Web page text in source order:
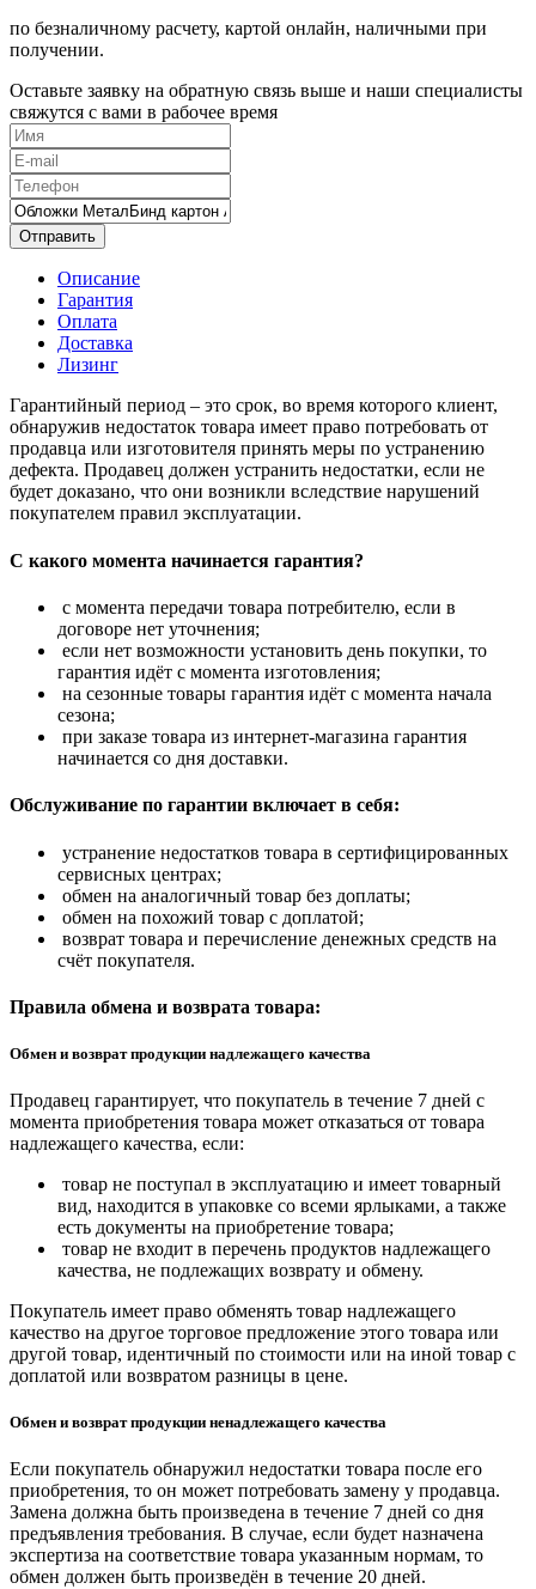
по безналичному расчету, картой онлайн, наличными при
получении.
Оставьте заявку на обратную связь выше и наши специалисты
свяжутся с вами в рабочее время
Отправить
Описание
Гарантия
Оплата
Доставка
Лизинг
Гарантийный период – это срок, во время которого клиент,
обнаружив недостаток товара имеет право потребовать от
продавца или изготовителя принять меры по устранению
дефекта. Продавец должен устранить недостатки, если не
будет доказано, что они возникли вследствие нарушений
покупателем правил эксплуатации.
С какого момента начинается гарантия?
с момента передачи товара потребителю, если в
договоре нет уточнения;
если нет возможности установить день покупки, то
гарантия идёт с момента изготовления;
на сезонные товары гарантия идёт с момента начала
сезона;
при заказе товара из интернет-магазина гарантия
начинается со дня доставки.
Обслуживание по гарантии включает в себя:
устранение недостатков товара в сертифицированных
сервисных центрах;
обмен на аналогичный товар без доплаты;
обмен на похожий товар с доплатой;
возврат товара и перечисление денежных средств на
счёт покупателя.
Правила обмена и возврата товара:
Обмен и возврат продукции надлежащего качества
Продавец гарантирует, что покупатель в течение 7 дней с
момента приобретения товара может отказаться от товара
надлежащего качества, если:
товар не поступал в эксплуатацию и имеет товарный
вид, находится в упаковке со всеми ярлыками, а также
есть документы на приобретение товара;
товар не входит в перечень продуктов надлежащего
качества, не подлежащих возврату и обмену.
Покупатель имеет право обменять товар надлежащего
качество на другое торговое предложение этого товара или
другой товар, идентичный по стоимости или на иной товар с
доплатой или возвратом разницы в цене.
Обмен и возврат продукции ненадлежащего качества
Если покупатель обнаружил недостатки товара после его
приобретения, то он может потребовать замену у продавца.
Замена должна быть произведена в течение 7 дней со дня
предъявления требования. В случае, если будет назначена
экспертиза на соответствие товара указанным нормам, то
обмен должен быть произведён в течение 20 дней.